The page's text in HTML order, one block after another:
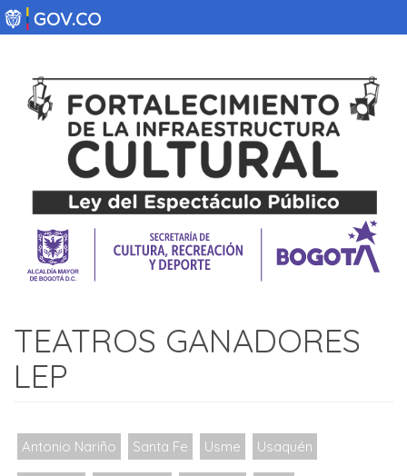
Pasar
al
principal
TEATROS GANADORES
LEP
Antonio Nariño Santa Fe Usme Usaquén